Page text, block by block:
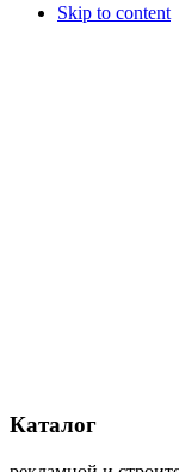
Skip to content
Каталог